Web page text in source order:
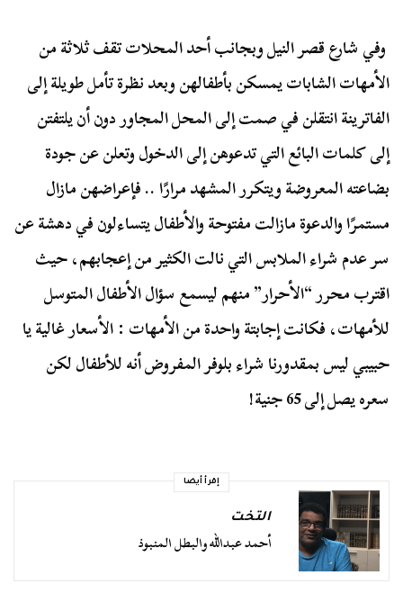
وفي شارع قصر النيل وبجانب أحد المحلات تقف ثلاثة من
الأمهات الشابات يمسكن بأطفالهن وبعد نظرة تأمل طويلة إلى
الفاترينة انتقلن في صمت إلى المحل المجاور دون أن يلتفتن
إلى كلمات البائع التي تدعوهن إلى الدخول وتعلن عن جودة
بضاعته المعروضة ويتكرر المشهد مرارًا .. فإعراضهن مازال
مستمرًا والدعوة مازالت مفتوحة والأطفال يتساءلون في دهشة عن
سر عدم شراء الملابس التي نالت الكثير من إعجابهم، حيث
اقترب محرر “الأحرار” منهم ليسمع سؤال الأطفال المتوسل
للأمهات، فكانت إجابتة واحدة من الأمهات : الأسعار غالية يا
حبيبي ليس بمقدورنا شراء بلوفر المفروض أنه للأطفال لكن
سعره يصل إلى65جنية!
إقرأ أيضا
التخت
أحمد عبدالله والبطل المنبوذ